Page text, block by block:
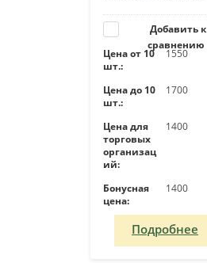
Добавить к
сравнению
Цена от 10
шт.:
1550
Цена до 10
шт.:
1700
Цена для
торговых
организац
ий:
1400
Бонусная
цена:
1400
Подробнее